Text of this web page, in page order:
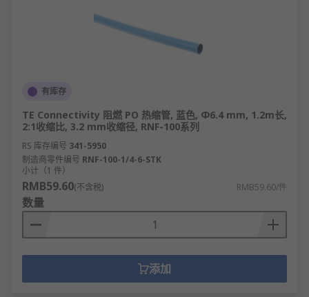
有库存
TE Connectivity 阻燃 PO 热缩管, 蓝色, Φ6.4 mm, 1.2m长,
2:1收缩比, 3.2 mm收缩径, RNF-100系列
RS 库存编号 341-5950
制造商零件编号 RNF-100-1/4-6-STK
小计（1 件）
RMB59.60(不含税) RMB59.60/件
数量
添加